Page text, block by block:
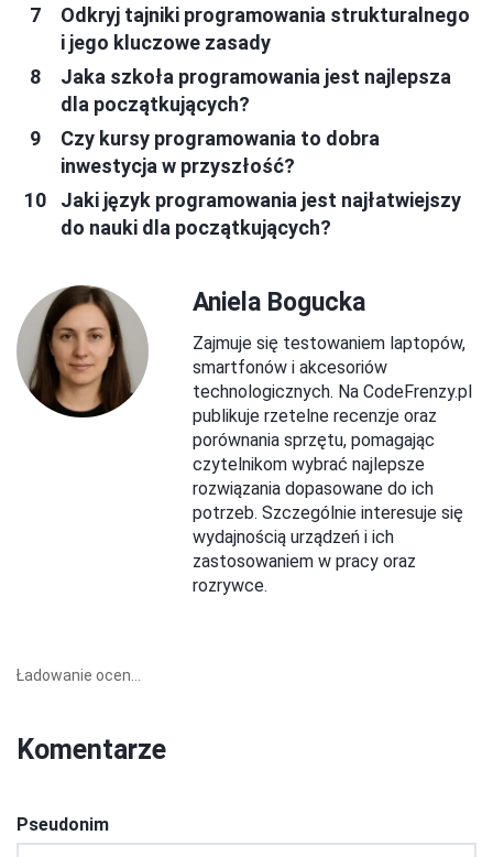
Odkryj tajniki programowania strukturalnego
i jego kluczowe zasady
Jaka szkoła programowania jest najlepsza
dla początkujących?
Czy kursy programowania to dobra
inwestycja w przyszłość?
Jaki język programowania jest najłatwiejszy
do nauki dla początkujących?
Aniela Bogucka
Zajmuje się testowaniem laptopów,
smartfonów i akcesoriów
technologicznych. Na CodeFrenzy.pl
publikuje rzetelne recenzje oraz
porównania sprzętu, pomagając
czytelnikom wybrać najlepsze
rozwiązania dopasowane do ich
potrzeb. Szczególnie interesuje się
wydajnością urządzeń i ich
zastosowaniem w pracy oraz
rozrywce.
Ładowanie ocen...
Komentarze
Pseudonim